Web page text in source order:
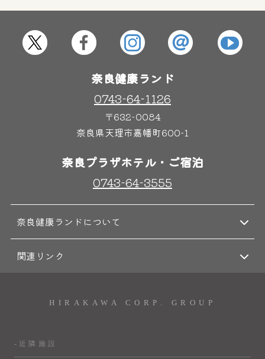
奈良健康ランド
0743-64-1126
〒632-0084
奈良県天理市嘉幡町600-1
奈良プラザホテル・ご宿泊
0743-64-3555
奈良健康ランドについて
関連リンク
HIRAKAWA CORP. GROUP
-近隣施設